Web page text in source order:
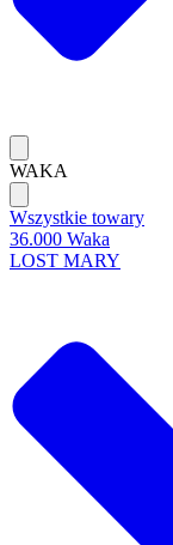
WAKA
Wszystkie towary
36.000 Waka
LOST MARY